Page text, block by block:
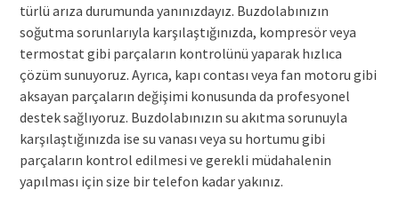
türlü arıza durumunda yanınızdayız. Buzdolabınızın
soğutma sorunlarıyla karşılaştığınızda, kompresör veya
termostat gibi parçaların kontrolünü yaparak hızlıca
çözüm sunuyoruz. Ayrıca, kapı contası veya fan motoru gibi
aksayan parçaların değişimi konusunda da profesyonel
destek sağlıyoruz. Buzdolabınızın su akıtma sorunuyla
karşılaştığınızda ise su vanası veya su hortumu gibi
parçaların kontrol edilmesi ve gerekli müdahalenin
yapılması için size bir telefon kadar yakınız.